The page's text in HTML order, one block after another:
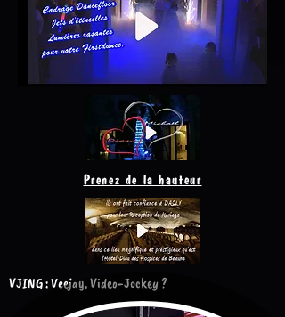
Prenez de la hauteur
VJING : Veejay, Video-Jockey ?